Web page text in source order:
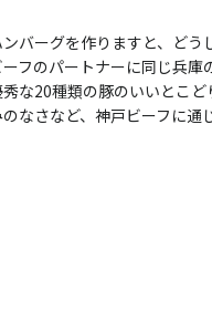
バーグを作りますと、どう
フのパートナーに同じ兵庫
な20種類の豚のいいとこ
なさなど、神戸ビーフに通